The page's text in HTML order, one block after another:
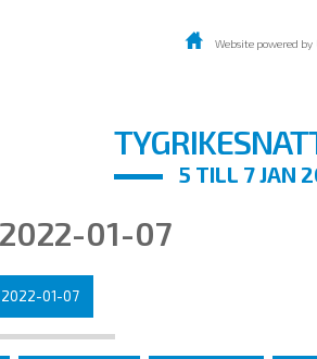
Website powered by
5 TILL 7 JAN
01-07
2022-01-07